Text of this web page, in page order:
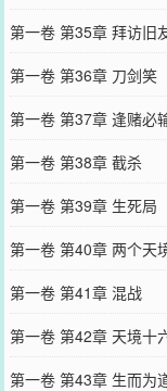
第一卷 第35章 拜访旧
第一卷 第36章 刀剑笑
第一卷 第37章 逢赌必
第一卷 第38章 截杀
第一卷 第39章 生死局
第一卷 第40章 两个天
第一卷 第41章 混战
第一卷 第42章 天境十
第一卷 第43章 生而为